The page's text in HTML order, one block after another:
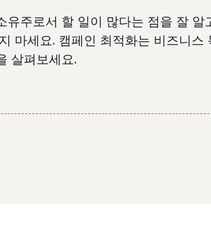
유주로서 할 일이 많다는 점을 잘
마세요. 캠페인 최적화는 비즈니
살펴보세요.